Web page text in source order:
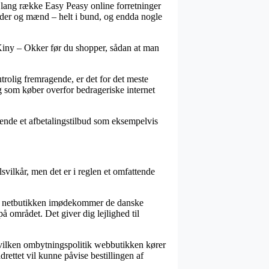
række Easy Peasy online forretninger
og mænd – helt i bund, og endda nogle
– Okker før du shopper, sådan at man
fremragende, er det for det meste
køber overfor bedrageriske internet
et afbetalingstilbud som eksempelvis
men det er i reglen et omfattende
imødekommer de danske
området. Det giver dig lejlighed til
ombytningspolitik webbutikken kører
vil kunne påvise bestillingen af